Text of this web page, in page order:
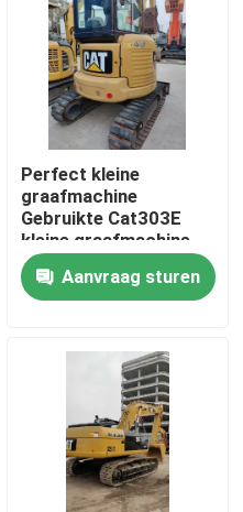
Perfect kleine
graafmachine
Gebruikte Cat303E
kleine graafmachine
Aanvraag sturen